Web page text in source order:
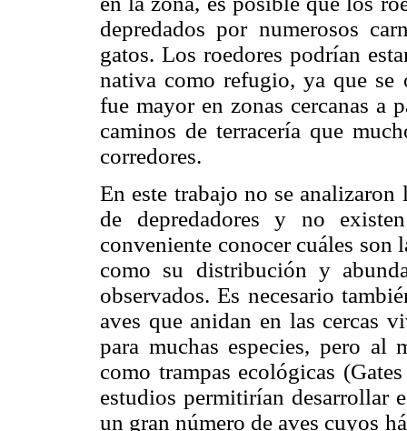
depredados por numerosos
gatos. Los roedores podrían
nativa como refugio, ya que se
fue mayor en zonas cercanas a
caminos de terracería que
corredores.
En este trabajo no se
de depredadores y no
conveniente conocer cuáles son
como su distribución y
observados. Es necesario
aves que anidan en las cercas
para muchas especies, pero al
como trampas ecológicas
estudios permitirían desarrollar
un gran número de aves cuyos